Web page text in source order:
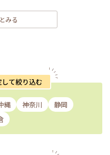
みる
て絞り込む
縄 神奈川
静岡